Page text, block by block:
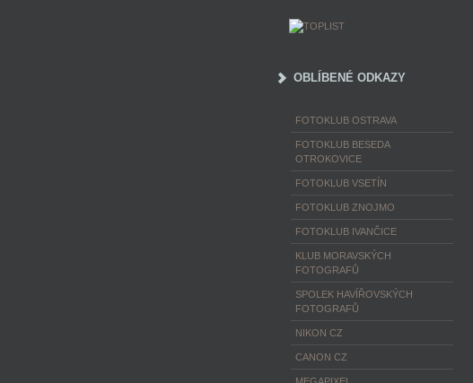
OBLÍBENÉ ODKAZY
FOTOKLUB OSTRAVA
FOTOKLUB BESEDA
OTROKOVICE
FOTOKLUB VSETÍN
FOTOKLUB ZNOJMO
FOTOKLUB IVANČICE
KLUB MORAVSKÝCH
FOTOGRAFŮ
SPOLEK HAVÍŘOVSKÝCH
FOTOGRAFŮ
NIKON CZ
CANON CZ